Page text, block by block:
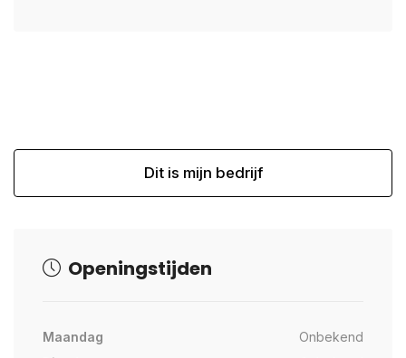
Dit is mijn bedrijf
Openingstijden
Maandag
Onbekend